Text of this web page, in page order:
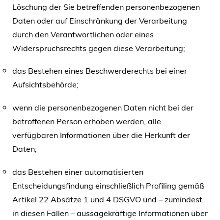
Löschung der Sie betreffenden personenbezogenen
Daten oder auf Einschränkung der Verarbeitung
durch den Verantwortlichen oder eines
Widerspruchsrechts gegen diese Verarbeitung;
das Bestehen eines Beschwerderechts bei einer
Aufsichtsbehörde;
wenn die personenbezogenen Daten nicht bei der
betroffenen Person erhoben werden, alle
verfügbaren Informationen über die Herkunft der
Daten;
das Bestehen einer automatisierten
Entscheidungsfindung einschließlich Profiling gemäß
Artikel 22 Absätze 1 und 4 DSGVO und – zumindest
in diesen Fällen – aussagekräftige Informationen über